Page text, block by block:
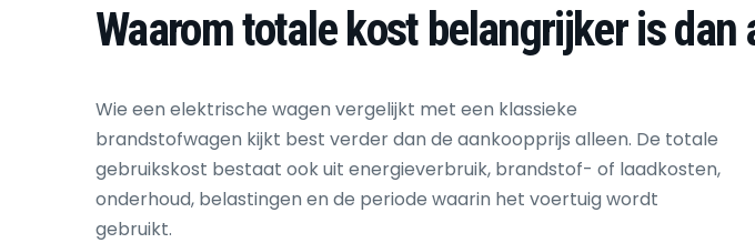
Waarom totale kost belangrijker is dan
Wie een elektrische wagen vergelijkt met een klassieke
brandstofwagen kijkt best verder dan de aankoopprijs alleen. De totale
gebruikskost bestaat ook uit energieverbruik, brandstof- of laadkosten,
onderhoud, belastingen en de periode waarin het voertuig wordt
gebruikt.